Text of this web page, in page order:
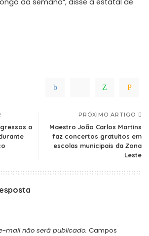
da semana”, disse a estatal de
a
PRÓXIMO ARTIGO
Maestro João Carlos Martins
faz concertos gratuitos em
escolas municipais da Zona
Leste
mail não será publicado. Campos